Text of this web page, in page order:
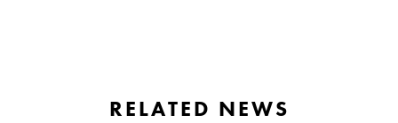
RELATED NEWS